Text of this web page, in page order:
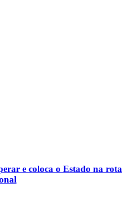
e coloca o Estado na rota